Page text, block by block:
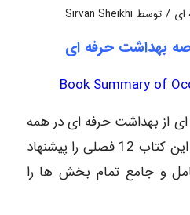
ای / توسط Sirvan Sheikhi
بهداشت حرفه ای
Book Summary of
از بهداشت حرفه ای در همه
زمینه مطالعه کنید به شما این کتاب 12 فصلی را پیشنهاد
و جامع تمام بخش ها را